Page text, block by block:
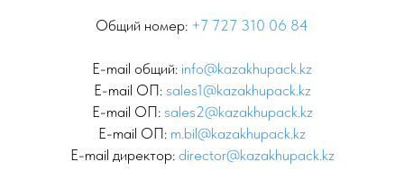
Общий номер: +7 727 310 06 84
E-mail общий: info@kazakhupack.kz
E-mail ОП: sales1@kazakhupack.kz
E-mail ОП: sales2@kazakhupack.kz
E-mail ОП: m.bil@kazakhupack.kz
E-mail директор: director@kazakhupack.kz